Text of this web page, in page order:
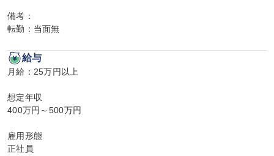
備考：
転勤：当面無
給与
月給：25万円以上
想定年収
400万円～500万円
雇用形態
正社員